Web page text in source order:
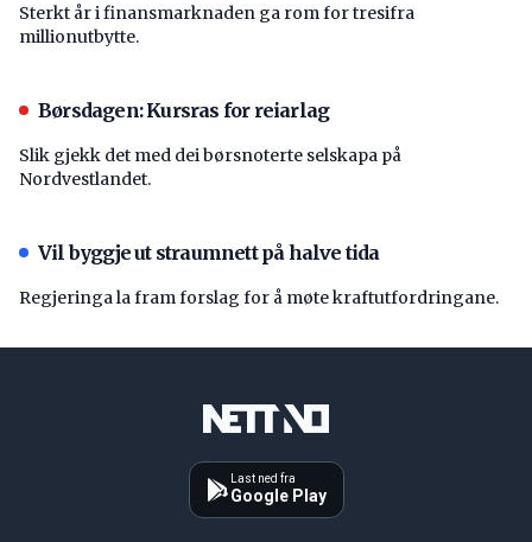
Sterkt år i finansmarknaden ga rom for tresifra
millionutbytte.
Børsdagen: Kursras for reiarlag
Slik gjekk det med dei børsnoterte selskapa på
Nordvestlandet.
Vil byggje ut straumnett på halve tida
Regjeringa la fram forslag for å møte kraftutfordringane.
Last ned fra
Google Play